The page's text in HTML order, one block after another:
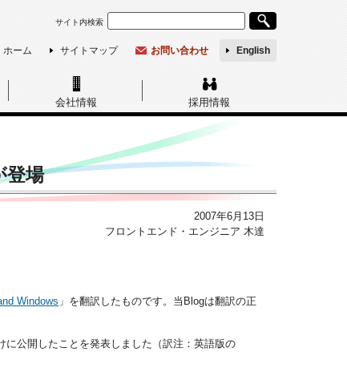
サイト内検索
ホーム サイトマップ お問い合わせ English
会社情報 採用情報
登場
2007年6月13日
フロントエンド・エンジニア 木達
Windows 」を翻訳したものです。当Blogは翻訳の正
公開したことを発表しました（訳注：英語版の